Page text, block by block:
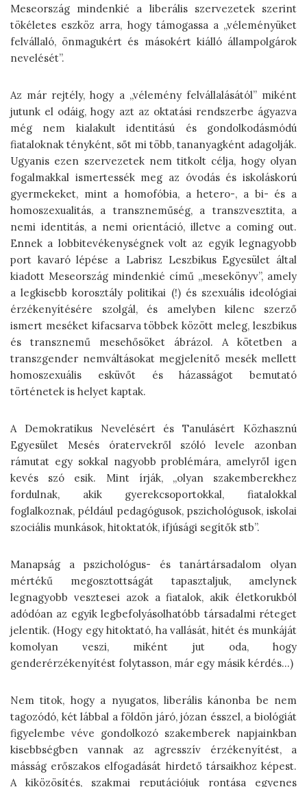
Meseország mindenkié a liberális szervezetek szerint
tökéletes eszköz arra, hogy támogassa a „véleményüket
felvállaló, önmagukért és másokért kiálló állampolgárok
nevelését”.
Az már rejtély, hogy a „vélemény felvállalásától” miként
jutunk el odáig, hogy azt az oktatási rendszerbe ágyazva
még nem kialakult identitású és gondolkodásmódú
fiataloknak tényként, sőt mi több, tananyagként adagolják.
Ugyanis ezen szervezetek nem titkolt célja, hogy olyan
fogalmakkal ismertessék meg az óvodás és iskoláskorú
gyermekeket, mint a homofóbia, a hetero-, a bi- és a
homoszexualitás, a transzneműség, a transzvesztita, a
nemi identitás, a nemi orientáció, illetve a coming out.
Ennek a lobbitevékenységnek volt az egyik legnagyobb
port kavaró lépése a Labrisz Leszbikus Egyesület által
kiadott Meseország mindenkié című „mesekönyv”, amely
a legkisebb korosztály politikai (!) és szexuális ideológiai
érzékenyítésére szolgál, és amelyben kilenc szerző
ismert meséket kifacsarva többek között meleg, leszbikus
és transznemű mesehősöket ábrázol. A kötetben a
transzgender nemváltásokat megjelenítő mesék mellett
homoszexuális esküvőt és házasságot bemutató
történetek is helyet kaptak.
A Demokratikus Nevelésért és Tanulásért Közhasznú
Egyesület Mesés óratervekről szóló levele azonban
rámutat egy sokkal nagyobb problémára, amelyről igen
kevés szó esik. Mint írják, „olyan szakemberekhez
fordulnak, akik gyerekcsoportokkal, fiatalokkal
foglalkoznak, például pedagógusok, pszichológusok, iskolai
szociális munkások, hitoktatók, ifjúsági segítők stb”.
Manapság a pszichológus- és tanártársadalom olyan
mértékű megosztottságát tapasztaljuk, amelynek
legnagyobb vesztesei azok a fiatalok, akik életkorukból
adódóan az egyik legbefolyásolhatóbb társadalmi réteget
jelentik. (Hogy egy hitoktató, ha vallását, hitét és munkáját
komolyan veszi, miként jut oda, hogy
genderérzékenyítést folytasson, már egy másik kérdés…)
Nem titok, hogy a nyugatos, liberális kánonba be nem
tagozódó, két lábbal a földön járó, józan ésszel, a biológiát
figyelembe véve gondolkozó szakemberek napjainkban
kisebbségben vannak az agresszív érzékenyítést, a
másság erőszakos elfogadását hirdető társaikhoz képest.
A kiközösítés, szakmai reputációjuk rontása egyenes